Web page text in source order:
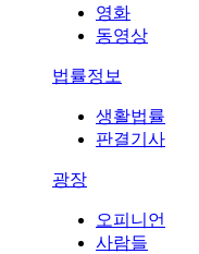
영화
동영상
법률정보
생활법률
판결기사
광장
오피니언
사람들